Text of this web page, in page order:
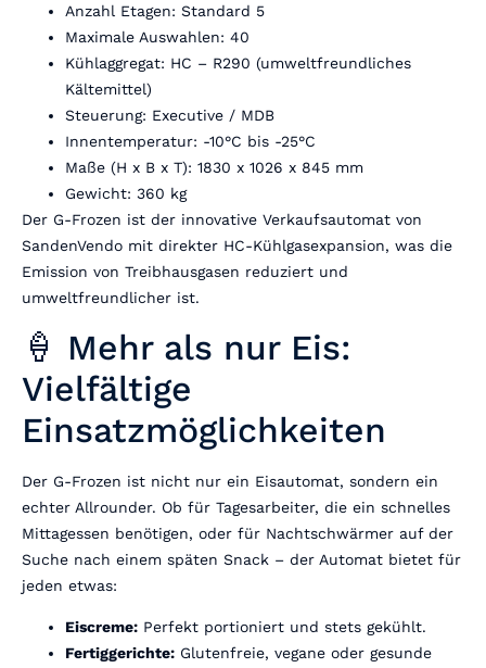
Anzahl Etagen: Standard 5
Maximale Auswahlen: 40
Kühlaggregat: HC – R290 (umweltfreundliches
Kältemittel)
Steuerung: Executive / MDB
Innentemperatur: -10°C bis -25°C
Maße (H x B x T): 1830 x 1026 x 845 mm
Gewicht: 360 kg
Der G-Frozen ist der innovative Verkaufsautomat von
SandenVendo mit direkter HC-Kühlgasexpansion, was die
Emission von Treibhausgasen reduziert und
umweltfreundlicher ist.
🍦 Mehr als nur Eis:
Vielfältige
Einsatzmöglichkeiten
Der G-Frozen ist nicht nur ein Eisautomat, sondern ein
echter Allrounder. Ob für Tagesarbeiter, die ein schnelles
Mittagessen benötigen, oder für Nachtschwärmer auf der
Suche nach einem späten Snack – der Automat bietet für
jeden etwas:
Eiscreme: Perfekt portioniert und stets gekühlt.
Fertiggerichte: Glutenfreie, vegane oder gesunde